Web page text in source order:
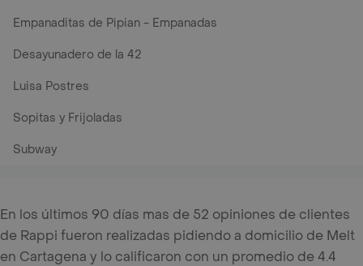
Empanaditas de Pipian - Empanadas
Desayunadero de la 42
Luisa Postres
Sopitas y Frijoladas
Subway
En los últimos 90 días mas de 52 opiniones de clientes
de Rappi fueron realizadas pidiendo a domicilio de Melt
en Cartagena y lo calificaron con un promedio de 4.4